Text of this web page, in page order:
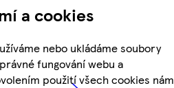
a cookies
nebo ukládáme soubory
fungování webu a
použití všech cookies nám